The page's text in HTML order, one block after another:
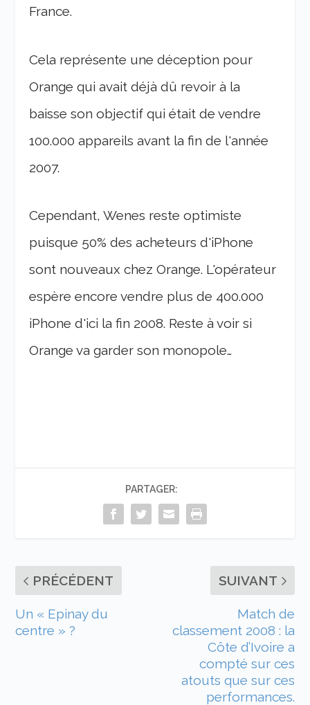
France.
Cela représente une déception pour
Orange qui avait déjà dû revoir à la
baisse son objectif qui était de vendre
100.000 appareils avant la fin de l'année
2007.
Cependant, Wenes reste optimiste
puisque 50% des acheteurs d'iPhone
sont nouveaux chez Orange. L'opérateur
espère encore vendre plus de 400.000
iPhone d'ici la fin 2008. Reste à voir si
Orange va garder son monopole…
PARTAGER:
PRÉCÉDENT
Un « Epinay du
centre » ?
SUIVANT
Match de
classement 2008 : la
Côte d’Ivoire a
compté sur ces
atouts que sur ces
performances.